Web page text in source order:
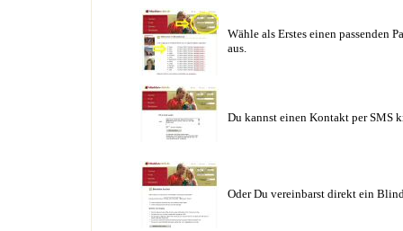
Wähle als Erstes einen passenden
aus.
Du kannst einen Kontakt per SMS
Oder Du vereinbarst direkt ein